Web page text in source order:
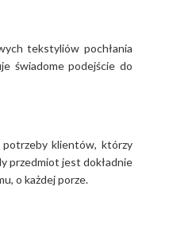
tekstyliów pochłania
świadome podejście do
klientów, którzy
przedmiot jest dokładnie
o każdej porze.